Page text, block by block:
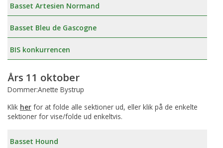
Basset Artesien Normand
Basset Bleu de Gascogne
BIS konkurrencen
Års 11 oktober
Dommer:Anette Bystrup
Klik her for at folde alle sektioner ud, eller klik på de enkelte
sektioner for vise/folde ud enkeltvis.
Basset Hound